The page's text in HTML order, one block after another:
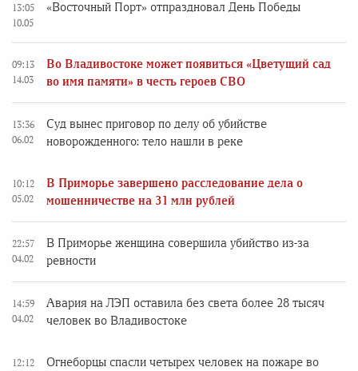
13:05
10.05
«Восточный Порт» отпраздновал День Победы
09:13
14.03
Во Владивостоке может появиться «Цветущий сад
во имя памяти» в честь героев СВО
13:36
06.02
Суд вынес приговор по делу об убийстве
новорожденного: тело нашли в реке
10:12
05.02
В Приморье завершено расследование дела о
мошенничестве на 31 млн рублей
22:57
04.02
В Приморье женщина совершила убийство из-за
ревности
14:59
04.02
Авария на ЛЭП оставила без света более 28 тысяч
человек во Владивостоке
12:12
Огнеборцы спасли четырех человек на пожаре во